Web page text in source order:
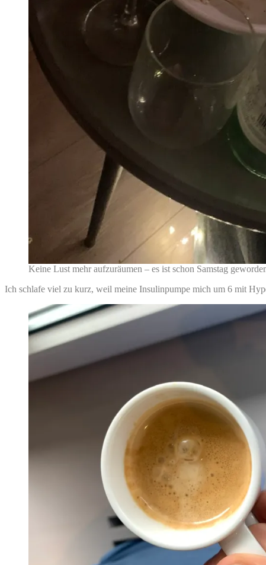
Keine Lust mehr aufzuräumen – es ist schon Samstag
Ich schlafe viel zu kurz, weil meine Insulinpumpe mich um 6 mit